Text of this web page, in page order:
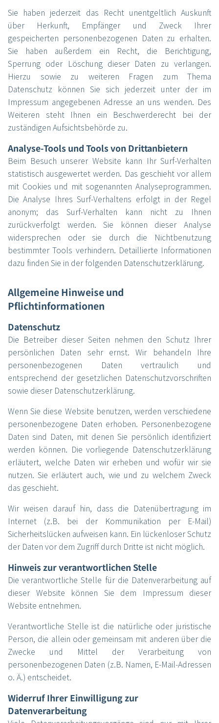
Sie haben jederzeit das Recht unentgeltlich Auskunft
über Herkunft, Empfänger und Zweck Ihrer
gespeicherten personenbezogenen Daten zu erhalten.
Sie haben außerdem ein Recht, die Berichtigung,
Sperrung oder Löschung dieser Daten zu verlangen.
Hierzu sowie zu weiteren Fragen zum Thema
Datenschutz können Sie sich jederzeit unter der im
Impressum angegebenen Adresse an uns wenden. Des
Weiteren steht Ihnen ein Beschwerderecht bei der
zuständigen Aufsichtsbehörde zu.
Analyse-Tools und Tools von Drittanbietern
Beim Besuch unserer Website kann Ihr Surf-Verhalten
statistisch ausgewertet werden. Das geschieht vor allem
mit Cookies und mit sogenannten Analyseprogrammen.
Die Analyse Ihres Surf-Verhaltens erfolgt in der Regel
anonym; das Surf-Verhalten kann nicht zu Ihnen
zurückverfolgt werden. Sie können dieser Analyse
widersprechen oder sie durch die Nichtbenutzung
bestimmter Tools verhindern. Detaillierte Informationen
dazu finden Sie in der folgenden Datenschutzerklärung.
Allgemeine Hinweise und
Pflichtinformationen
Datenschutz
Die Betreiber dieser Seiten nehmen den Schutz Ihrer
persönlichen Daten sehr ernst. Wir behandeln Ihre
personenbezogenen Daten vertraulich und
entsprechend der gesetzlichen Datenschutzvorschriften
sowie dieser Datenschutzerklärung.
Wenn Sie diese Website benutzen, werden verschiedene
personenbezogene Daten erhoben. Personenbezogene
Daten sind Daten, mit denen Sie persönlich identifiziert
werden können. Die vorliegende Datenschutzerklärung
erläutert, welche Daten wir erheben und wofür wir sie
nutzen. Sie erläutert auch, wie und zu welchem Zweck
das geschieht.
Wir weisen darauf hin, dass die Datenübertragung im
Internet (z.B. bei der Kommunikation per E-Mail)
Sicherheitslücken aufweisen kann. Ein lückenloser Schutz
der Daten vor dem Zugriff durch Dritte ist nicht möglich.
Hinweis zur verantwortlichen Stelle
Die verantwortliche Stelle für die Datenverarbeitung auf
dieser Website können Sie dem Impressum dieser
Website entnehmen.
Verantwortliche Stelle ist die natürliche oder juristische
Person, die allein oder gemeinsam mit anderen über die
Zwecke und Mittel der Verarbeitung von
personenbezogenen Daten (z.B. Namen, E-Mail-Adressen
o. Ä.) entscheidet.
Widerruf Ihrer Einwilligung zur
Datenverarbeitung